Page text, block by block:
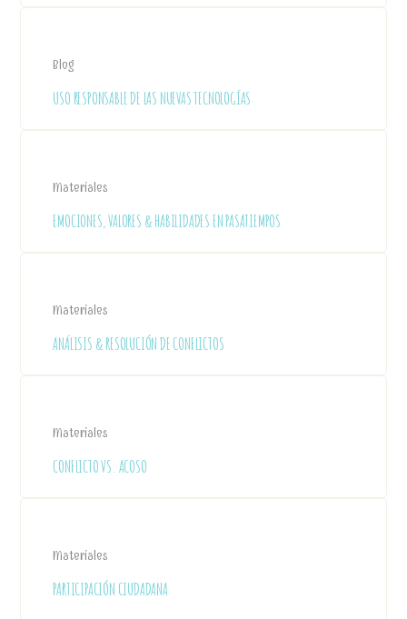
Blog
USO RESPONSABLE DE LAS NUEVAS TECNOLOGÍAS
Materiales
EMOCIONES, VALORES & HABILIDADES EN PASATIEMPOS
Materiales
ANÁLISIS & RESOLUCIÓN DE CONFLICTOS
Materiales
CONFLICTO VS. ACOSO
Materiales
PARTICIPACIÓN CIUDADANA